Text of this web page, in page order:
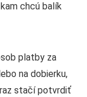
chcú balík
platby za
na dobierku,
stačí potvrdiť